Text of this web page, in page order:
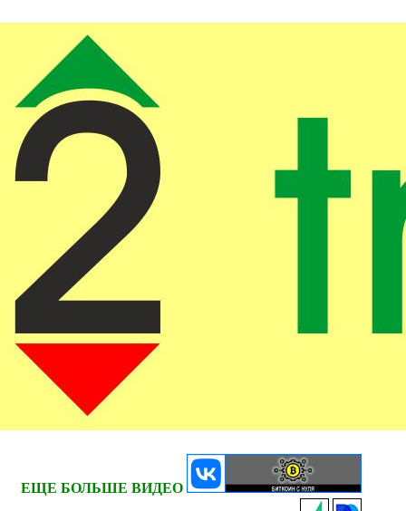
ЕЩЕ БОЛЬШЕ ВИДЕО